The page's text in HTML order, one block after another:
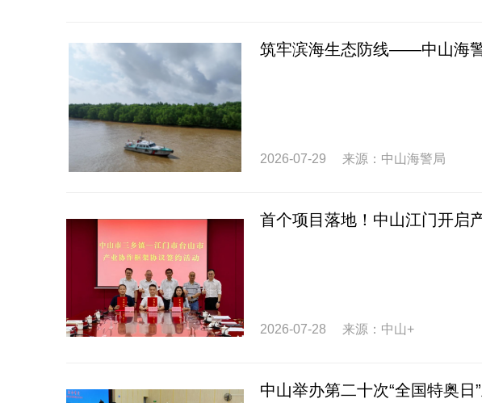
筑牢滨海生态防线——中山海
2026-07-29 来源：中山海警局
首个项目落地！中山江门开启
2026-07-28 来源：中山+
中山举办第二十次“全国特奥日